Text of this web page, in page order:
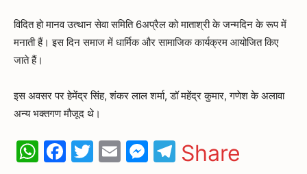
विदित हो मानव उत्थान सेवा समिति 6अप्रैल को माताश्री के जन्मदिन के रूप में
मनाती हैं। इस दिन समाज में धार्मिक और सामाजिक कार्यक्रम आयोजित किए
जाते हैं।
इस अवसर पर हेमेंद्र सिंह, शंकर लाल शर्मा, डॉ महेंद्र कुमार, गणेश के अलावा
अन्य भक्तगण मौजूद थे।
WhatsApp
Facebook
Twitter
EmailMessenger
Telegram
Share